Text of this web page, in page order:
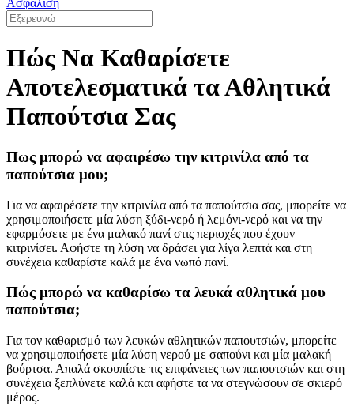
Ασφάλιση
Πώς Να Καθαρίσετε
Αποτελεσματικά τα Αθλητικά
Παπούτσια Σας
Πως μπορώ να αφαιρέσω την κιτρινίλα από τα
παπούτσια μου;
Για να αφαιρέσετε την κιτρινίλα από τα παπούτσια σας, μπορείτε να
χρησιμοποιήσετε μία λύση ξύδι-νερό ή λεμόνι-νερό και να την
εφαρμόσετε με ένα μαλακό πανί στις περιοχές που έχουν
κιτρινίσει. Αφήστε τη λύση να δράσει για λίγα λεπτά και στη
συνέχεια καθαρίστε καλά με ένα νωπό πανί.
Πώς μπορώ να καθαρίσω τα λευκά αθλητικά μου
παπούτσια;
Για τον καθαρισμό των λευκών αθλητικών παπουτσιών, μπορείτε
να χρησιμοποιήσετε μία λύση νερού με σαπούνι και μία μαλακή
βούρτσα. Απαλά σκουπίστε τις επιφάνειες των παπουτσιών και στη
συνέχεια ξεπλύνετε καλά και αφήστε τα να στεγνώσουν σε σκιερό
μέρος.